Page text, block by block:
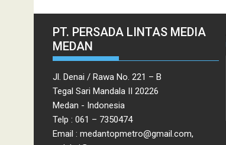
PT. PERSADA LINTAS MEDIA
MEDAN
Jl. Denai / Rawa No. 221 – B
Tegal Sari Mandala II 20226
Medan - Indonesia
Telp : 061 – 7350474
Email : medantopmetro@gmail.com,